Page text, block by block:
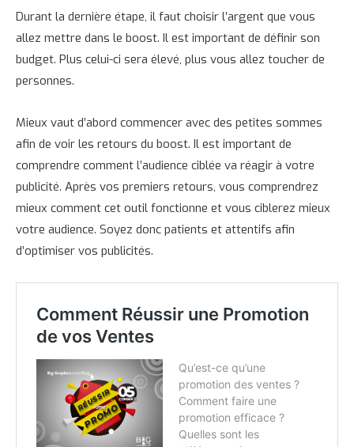
Durant la dernière étape, il faut choisir l’argent que vous
allez mettre dans le boost. Il est important de définir son
budget. Plus celui-ci sera élevé, plus vous allez toucher de
personnes.
Mieux vaut d’abord commencer avec des petites sommes
afin de voir les retours du boost. Il est important de
comprendre comment l’audience ciblée va réagir à votre
publicité. Après vos premiers retours, vous comprendrez
mieux comment cet outil fonctionne et vous ciblerez mieux
votre audience. Soyez donc patients et attentifs afin
d’optimiser vos publicités.